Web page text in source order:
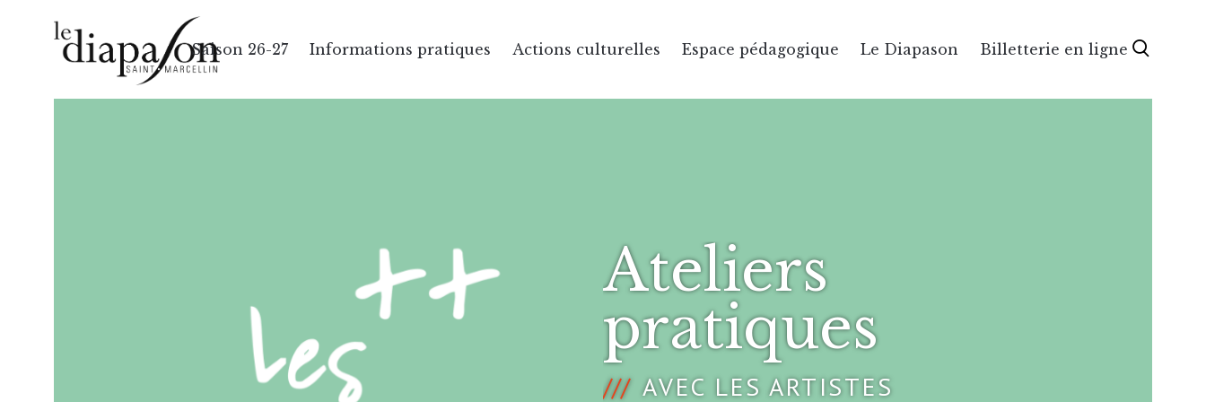
Saison 26-27 Informations pratiques Actions culturelles Espace pédagogique Le Diapason Billetterie en ligne
Ateliers
pratiques
AVEC LES ARTISTES